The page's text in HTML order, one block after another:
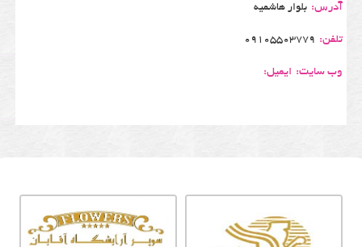
آدرس: بلوار هاشمیه
تلفن: 09105503779
وب سایت: ایمیل: